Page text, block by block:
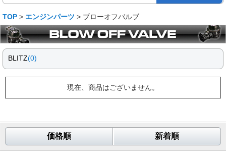
TOP > エンジンパーツ > ブローオフバルブ
BLITZ(0)
現在、商品はございません。
価格順 新着順